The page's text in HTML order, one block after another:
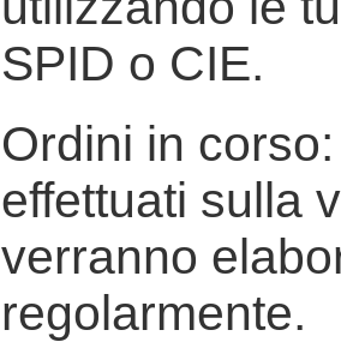
SPID o CIE.
Ordini in
effettuati sulla
verranno
regolarmente.